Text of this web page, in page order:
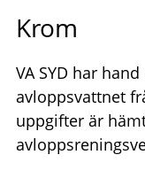
Krom
VA SYD har
avloppsvattnet
uppgifter är